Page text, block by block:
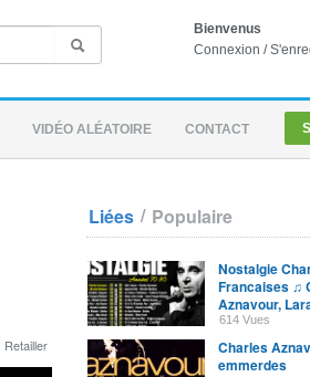
Bienvenus
Connexion /
VIDÉO ALÉATOIRE CONTACT
Retailler
Liées / Populaire
Nostalgie
Francaises ♫
Aznavour,
Jerome,
Sardou
614 Vues
Charles
emmerdes